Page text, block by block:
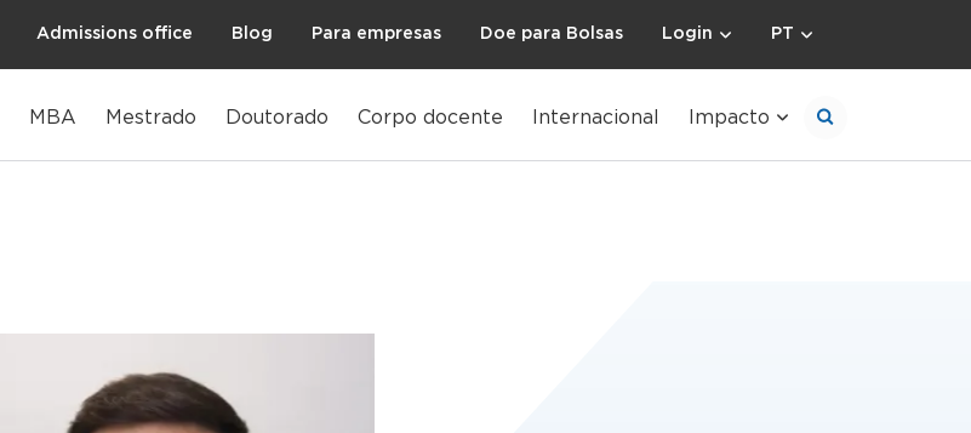
Admissions office Blog Para empresas Doe para Bolsas Login PT
MBA Mestrado Doutorado Corpo docente Internacional Impacto